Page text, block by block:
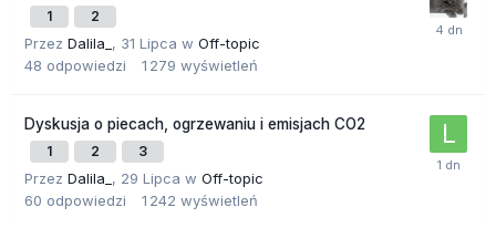
1 2
Przez Dalila_ , 31 Lipca w Off-topic
48 odpowiedzi 1 279 wyświetleń
Dyskusja o piecach, ogrzewaniu i emisjach CO2
1 2 3
Przez Dalila_ , 29 Lipca w Off-topic
60 odpowiedzi 1 242 wyświetleń